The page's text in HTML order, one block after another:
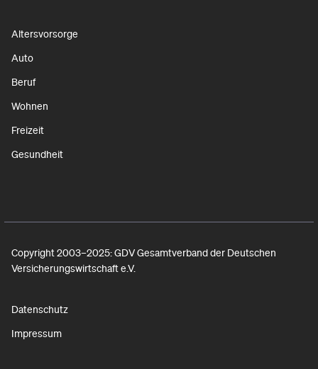
Altersvorsorge
Auto
Beruf
Wohnen
Freizeit
Gesundheit
Copyright 2003–2025: GDV Gesamtverband der Deutschen
Versicherungswirtschaft e.V.
Datenschutz
Impressum